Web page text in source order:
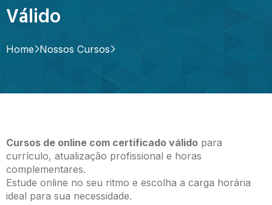
Válido
Home Nossos Cursos
Cursos de online com certificado válidopara
currículo, atualização profissional e horas
complementares.
Estude online no seu ritmo e escolha a carga horária
ideal para sua necessidade.